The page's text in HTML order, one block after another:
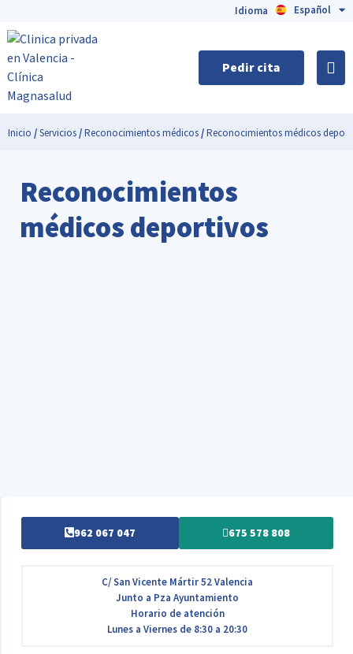
Español
English
Idioma
Pedir cita
Inicio /Servicios/Reconocimientos médicos/Reconocimientos médicos
Reconocimientos
médicos deportivos
962 067 047 675 578 808
C/ San Vicente Mártir 52 Valencia
Junto a Pza Ayuntamiento
Horario de atención
Lunes a Viernes de 8:30 a 20:30